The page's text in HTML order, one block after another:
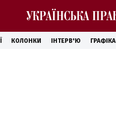
КОЛОНКИ ІНТЕРВ'Ю ГРАФІКА